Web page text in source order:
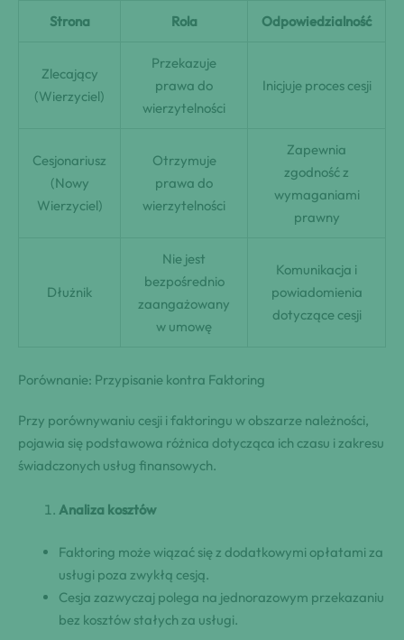
Strona Rola Odpowiedzialność
Zlecający
(Wierzyciel)
Przekazuje
prawa do
wierzytelności
Inicjuje proces cesji
Cesjonariusz
(Nowy
Wierzyciel)
Otrzymuje
prawa do
wierzytelności
Zapewnia
zgodność z
wymaganiami
prawny
Dłużnik
Nie jest
bezpośrednio
zaangażowany
w umowę
Komunikacja i
powiadomienia
dotyczące cesji
Porównanie: Przypisanie kontra Faktoring
Przy porównywaniu cesji i faktoringu w obszarze należności,
pojawia się podstawowa różnica dotycząca ich czasu i zakresu
świadczonych usług finansowych.
Analiza kosztów
Faktoring może wiązać się z dodatkowymi opłatami za
usługi poza zwykłą cesją.
Cesja zazwyczaj polega na jednorazowym przekazaniu
bez kosztów stałych za usługi.